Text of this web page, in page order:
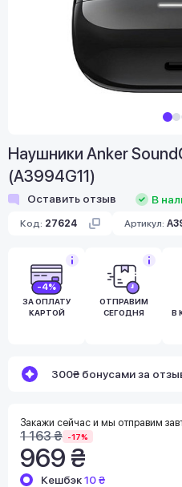
Наушники Anker
(A3994G11)
Оставить отзыв В
Код: 27624 Артикул:
-4%
ЗА ОПЛАТУ
КАРТОЙ
ОТПРАВИМ
СЕГОДНЯ
В
300₴ бонусами за
Закажи сейчас и мы отправим
1 163 ₴ -17%
969 ₴
Кешбэк10 ₴